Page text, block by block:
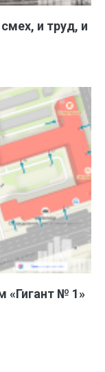
и труд, и
«Гигант № 1»